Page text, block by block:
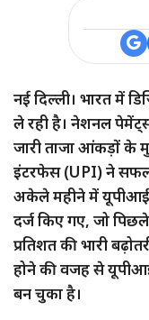
नई दिल्ली। भारत में
ले रही है। नेशनल
जारी ताजा आंकड़ों के
इंटरफेस (UPI) ने
अकेले महीने में यूपीआई
दर्ज किए गए, जो
प्रतिशत की भारी
होने की वजह से
बन चुका है।